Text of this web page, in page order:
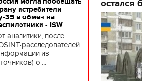
истребители
35 в обмен на
- ISW
аналитики, после
расследователей
из
о ...
остался